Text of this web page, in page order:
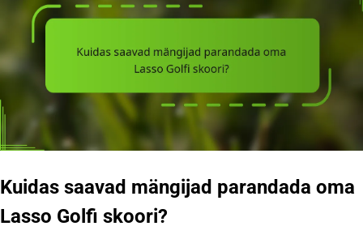
Kuidas saavad mängijad parandada oma
Lasso Golfi skoori?